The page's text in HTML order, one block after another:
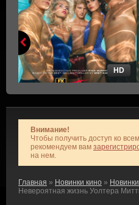
HD
Внимание!
Чтобы получить доступ ко
рекомендуем вам
на нем.
Главная » Новинки кино »
Невероятная жизнь Уолтера